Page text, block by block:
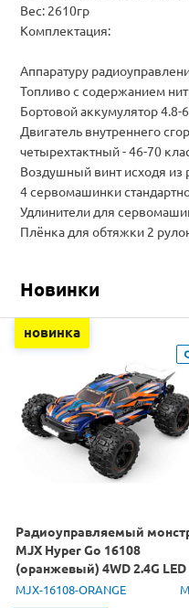
Вес: 2610гр
Комплектация:
Аппаратуру
Топливо с содержанием
Бортовой аккумулятор 4.8-
Двигатель внутреннего
четырехтактный - 46-70
Воздушный винт исходя из
4 сервомашинки
Удлинители для
Плёнка для обтяжки 2
Новинки
новинка
Радиоуправляемый
MJX Hyper Go 16108
(оранжевый) 4WD 2.4G LED
1/16 RTR
MJX-16108-ORANGE